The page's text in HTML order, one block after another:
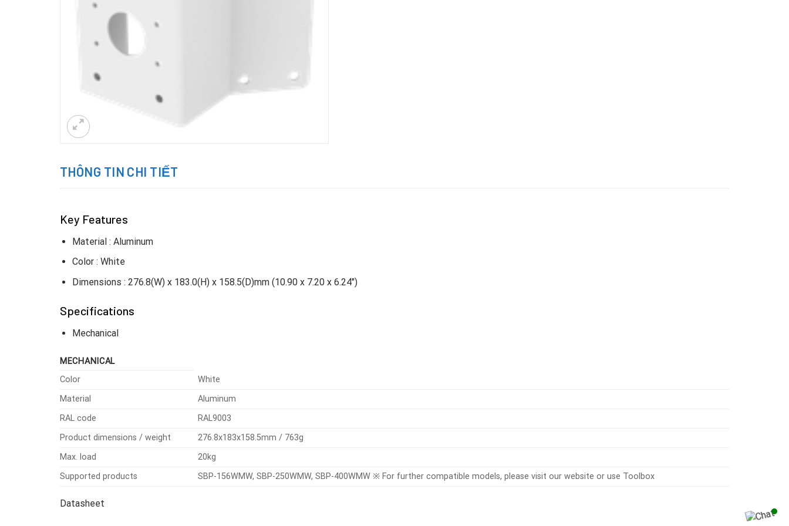
THÔNG TIN CHI TIẾT
Key Features
Material : Aluminum
Color : White
Dimensions : 276.8(W) x 183.0(H) x 158.5(D)mm (10.90 x 7.20 x 6.24″)
Specifications
Mechanical
MECHANICAL
Color
White
Material
Aluminum
RAL code
RAL9003
Product dimensions / weight
276.8x183x158.5mm / 763g
Max. load
20kg
Supported products
SBP-156WMW, SBP-250WMW, SBP-400WMW ※ For further compatible models, please visit our website or use Toolbox
Datasheet